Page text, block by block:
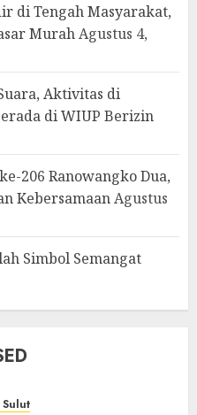
di Tengah Masyarakat,
MurahAgustus 4,
Aktivitas di
di WIUP Berizin
206 Ranowangko Dua,
KebersamaanAgustus
Simbol Semangat
Sulut